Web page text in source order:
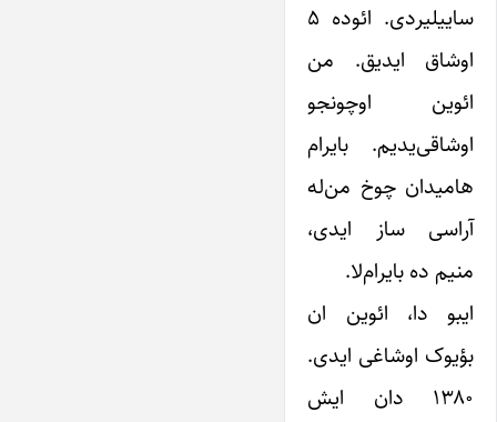
ساییلیردی. ائوده ۵
اوشاق ایدیق. من
ائوین اوچونجو
اوشاقی‌یدیم. بایرام
هامیدان چوخ من‌له
آراسی ساز ایدی،
منیم ده بایرام‌لا.
ایبو دا، ائوین ان
بؤیوک اوشاغی ایدی.
۱۳۸۰ دان ایش